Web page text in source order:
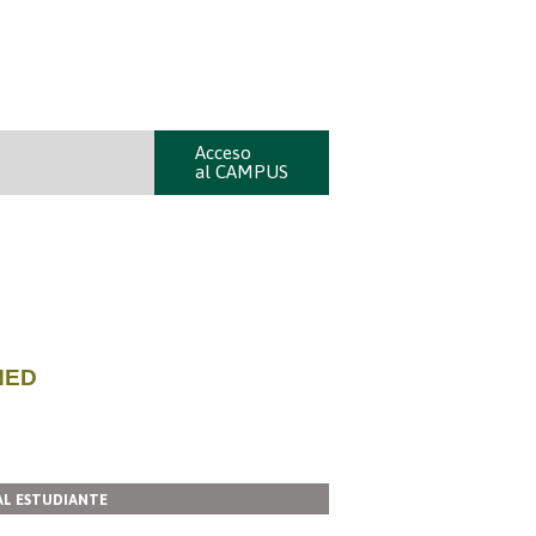
Acceso
al CAMPUS
ESTUDIANTE